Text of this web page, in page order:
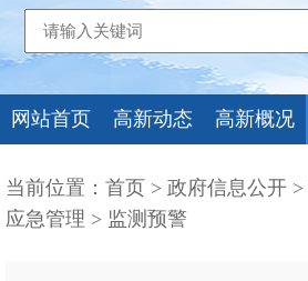
网站首页 高新动态 高新概况
当前位置： 首页 > 政府信息公开 >
应急管理 > 监测预警